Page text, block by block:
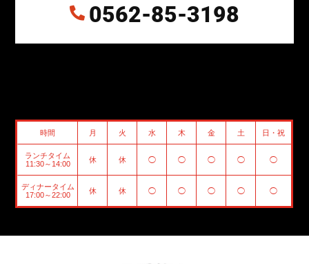
 0562-85-3198
時間 月 火 水 木 金 土 日・祝
ランチタイム
11:30～14:00
休 休 ◯ ◯ ◯ ◯ ◯
ディナータイム
17:00～22:00
休 休 ◯ ◯ ◯ ◯ ◯